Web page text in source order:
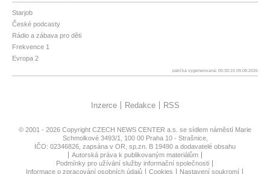
Starjob
České podcasty
Rádio a zábava pro děti
Frekvence 1
Evropa 2
patička vygenerovaná: 05:30:15 09.08.2026
Inzerce Redakce RSS
© 2001 - 2026 Copyright CZECH NEWS CENTER a.s. se sídlem náměstí Marie
Schmolkové 3493/1, 100 00 Praha 10 - Strašnice,
IČO: 02346826, zapsána v OR, sp.zn. B 19490 a dodavatelé obsahu
Autorská práva k publikovaným materiálům
Podmínky pro užívání služby informační společnosti
Informace o zpracování osobních údajů
Cookies Nastavení soukromí